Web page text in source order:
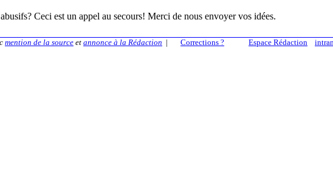
Ceci est un appel au secours! Merci de nous envoyer vos idées.
Espace Rédaction
mention de la source et annonce à la Rédaction | Corrections ?